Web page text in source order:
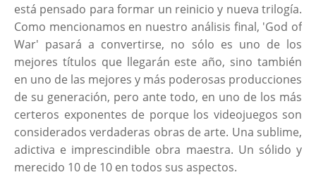
está pensado para formar un reinicio y nueva trilogía.
Como mencionamos en nuestro análisis final, 'God of
War' pasará a convertirse, no sólo es uno de los
mejores títulos que llegarán este año, sino también
en uno de las mejores y más poderosas producciones
de su generación, pero ante todo, en uno de los más
certeros exponentes de porque los videojuegos son
considerados verdaderas obras de arte. Una sublime,
adictiva e imprescindible obra maestra. Un sólido y
merecido 10 de 10 en todos sus aspectos.